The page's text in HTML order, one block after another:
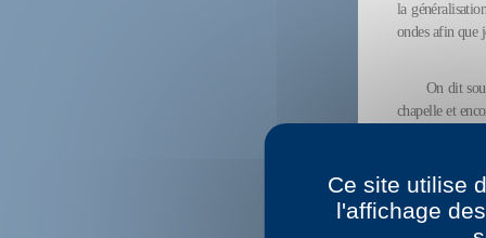
la
ondes afin que
On dit
chapelle et
grille de
peut les
Ce site utilise
l'affichage